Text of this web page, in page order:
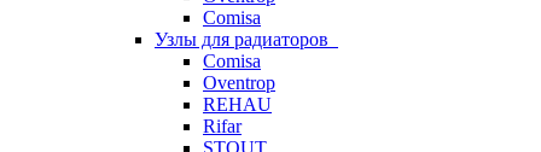
Comisa
Узлы для радиаторов
Comisa
Oventrop
REHAU
Rifar
STOUT